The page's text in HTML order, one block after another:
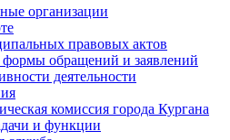
организации
правовых актов
обращений и заявлений
деятельности
комиссия города Кургана
и функции